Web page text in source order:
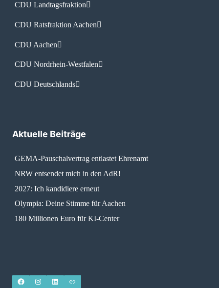
CDU Landtagsfraktion
CDU Ratsfraktion Aachen
CDU Aachen
CDU Nordrhein-Westfalen
CDU Deutschlands
Aktuelle Beiträge
GEMA-Pauschalvertrag entlastet Ehrenamt
NRW entsendet mich in den AdR!
2027: Ich kandidiere erneut
Olympia: Deine Stimme für Aachen
180 Millionen Euro für KI-Center